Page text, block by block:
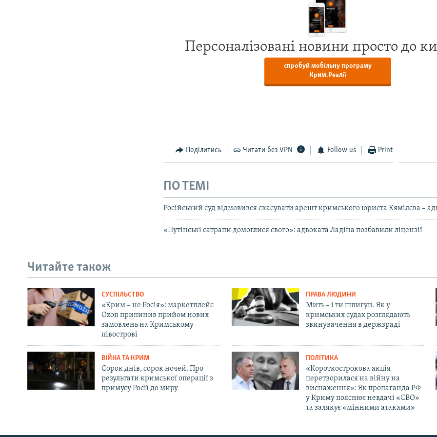
Русский
Персоналізовані новини просто до
спробуй мобільну програму
Крим.Реалії
Поділитись Читати без VPN Follow us Print
ПО ТЕМІ
Російський суд відмовився скасувати арешт кримського юриста Кямілєва –
«Путінські сатрапи домоглися свого»: адвоката Ладіна позбавили ліцензії
Читайте також
СУСПІЛЬСТВО
«Крим – не Росія»: маркетплейс
Ozon припинив прийом нових
замовлень на Кримському
півострові
ПРАВА ЛЮДИНИ
Мить – і ти шпигун. Як у
кримських судах розглядають
звинувачення в держзраді
ВІЙНА ТА КРИМ
Сорок днів, сорок ночей. Про
результати кримської операції з
примусу Росії до миру
ПОЛІТИКА
«Короткострокова акція
перетворилася на війну на
виснаження»: Як пропаганда РФ
у Криму пояснює невдачі «СВО»
та залякує «мінними атаками»